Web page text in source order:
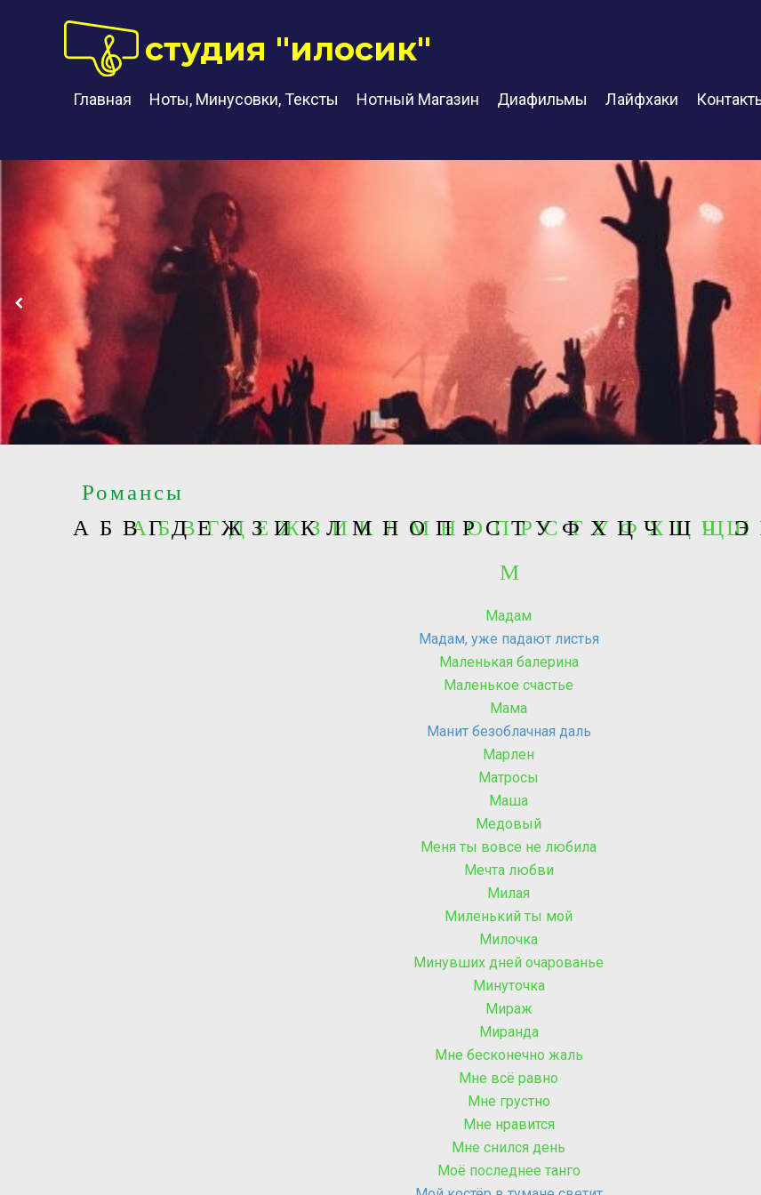
Главная Ноты, Минусовки, Тексты Нотный Магазин Диафильмы Лайфхаки
студия "илосик"
А Б В Г ДЕЖ З ИК ЛМ Н О П РСТУ Ф Х Ц ЧШ ЩЭ
А Б В Г Д Е Ж З И К Л М Н О П Р С Т У Ф Х Ц Ч
Романсы
М
Мадам
Мадам, уже падают листья
Маленькая балерина
Маленькое счастье
Мама
Манит безоблачная даль
Марлен
Матросы
Маша
Медовый
Меня ты вовсе не любила
Мечта любви
Милая
Миленький ты мой
Милочка
Минувших дней очарованье
Минуточка
Мираж
Миранда
Мне бесконечно жаль
Мне всё равно
Мне грустно
Мне нравится
Мне снился день
Моё последнее танго